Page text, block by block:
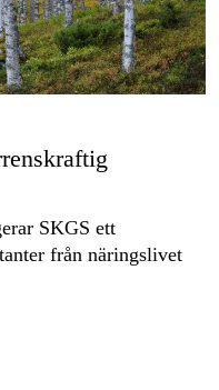
SKGS ett
från näringslivet